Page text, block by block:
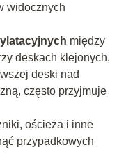
widocznych
między
deskach klejonych,
deski nad
często przyjmuje
ościeża i inne
przypadkowych